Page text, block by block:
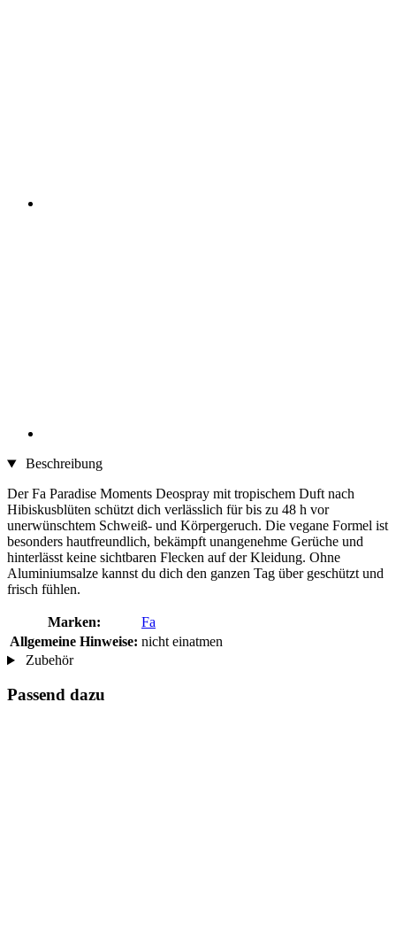
Beschreibung
Der Fa Paradise Moments Deospray mit tropischem Duft nach
Hibiskusblüten schützt dich verlässlich für bis zu 48 h vor
unerwünschtem Schweiß- und Körpergeruch. Die vegane Formel ist
besonders hautfreundlich, bekämpft unangenehme Gerüche und
hinterlässt keine sichtbaren Flecken auf der Kleidung. Ohne
Aluminiumsalze kannst du dich den ganzen Tag über geschützt und
frisch fühlen.
Marken:
Fa
Allgemeine Hinweise: nicht einatmen
Zubehör
Passend dazu